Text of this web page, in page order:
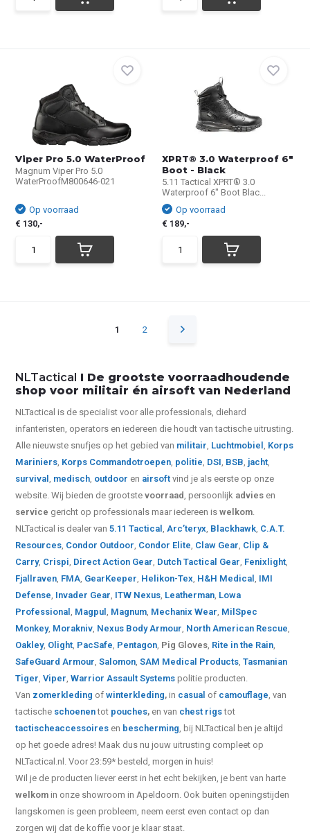
Viper Pro 5.0 WaterProof
Magnum Viper Pro 5.0
WaterProofM800646-021
Op voorraad
€ 130,-
XPRT® 3.0 Waterproof 6"
Boot - Black
5.11 Tactical XPRT® 3.0
Waterproof 6" Boot Blac...
Op voorraad
€ 189,-
1 2
NLTactical I De grootste voorraadhoudende
shop voor militair én airsoft van Nederland
NLTactical is de specialist voor alleprofessionals, diehard
infanteristen, operators en iedereen die houdt van tactische uitrusting.
Alle nieuwste snufjes op het gebied van militair, Luchtmobiel, Korps
Mariniers, Korps Commandotroepen, politie, DSI, BSB, jacht,
survival, medisch, outdoor en airsoft vind je als eerste op onze
website.Wij bieden de grootstevoorraad, persoonlijk advies en
service gericht op professionals maar iedereen iswelkom.
NLTactical is dealer van5.11 Tactical,Arc’teryx, Blackhawk, C.A.T.
Resources, Condor Outdoor, Condor Elite, Claw Gear, Clip &
Carry, Crispi, Direct Action Gear, Dutch Tactical Gear, Fenixlight,
Fjallraven, FMA, GearKeeper, Helikon-Tex, H&H Medical, IMI
Defense, Invader Gear, ITW Nexus, Leatherman, Lowa
Professional, Magpul, Magnum, Mechanix Wear, MilSpec
Monkey, Morakniv, Nexus Body Armour, North American Rescue,
Oakley, Olight, PacSafe, Pentagon, Pig Gloves, Rite in the Rain,
SafeGuard Armour,Salomon,SAM Medical Products,Tasmanian
Tiger,Viper,Warrior Assault Systems politie producten.
Van zomerkleding ofwinterkleding, in casual of camouflage, van
tactische schoenentot pouches, en van chest rigstot
tactischeaccessoires en bescherming, bij NLTactical ben je altijd
op het goede adres! Maak dus nu jouw uitrusting compleet op
NLTactical.nl. Voor 23:59* besteld, morgen in huis!
Wil je de producten liever eerst in het echt bekijken, je bent van harte
welkom in onze showroom in Apeldoorn. Ook buiten openingstijden
langskomen is geen probleem, neem eerst even contact op dan
zorgen wij dat de koffie voor je klaar staat.